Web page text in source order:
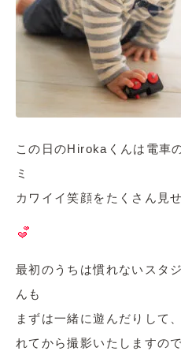
この日のHirokaくんは電車
ミ
カワイイ笑顔をたくさん見
最初のうちは慣れないスタ
んも
まずは一緒に遊んだりして
れてから撮影いたしますの